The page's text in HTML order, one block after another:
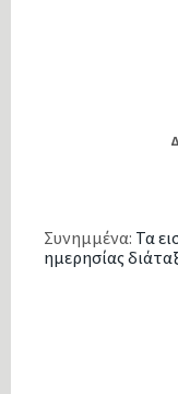
Συνημμένα: Τα
ημερησίας